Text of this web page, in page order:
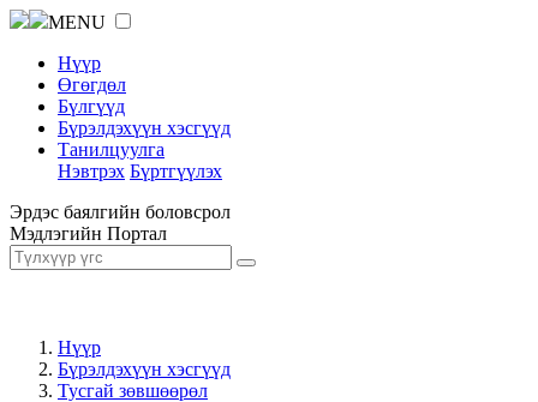
MENU
Нүүр
Өгөгдөл
Бүлгүүд
Бүрэлдэхүүн хэсгүүд
Танилцуулга
Нэвтрэх Бүртгүүлэх
Эрдэс баялгийн боловсрол
Мэдлэгийн Портал
Нүүр
Бүрэлдэхүүн хэсгүүд
Тусгай зөвшөөрөл